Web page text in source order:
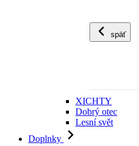
späť
XICHTY
Dobrý otec
Lesní svět
Doplnky